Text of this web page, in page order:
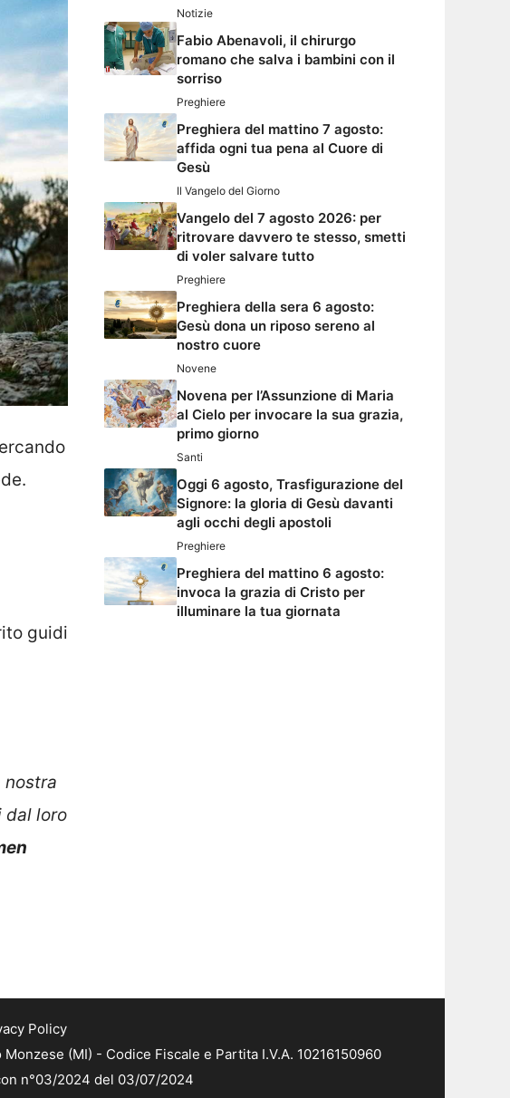
guidi
nostra
dal loro
Notizie
Fabio Abenavoli, il chirurgo
romano che salva i bambini con il
sorriso
Preghiere
Preghiera del mattino 7 agosto:
affida ogni tua pena al Cuore di
Gesù
Il Vangelo del Giorno
Vangelo del 7 agosto 2026: per
ritrovare davvero te stesso, smetti
di voler salvare tutto
Preghiere
Preghiera della sera 6 agosto:
Gesù dona un riposo sereno al
nostro cuore
Novene
Novena per l’Assunzione di Maria
al Cielo per invocare la sua grazia,
primo giorno
Santi
Oggi 6 agosto, Trasfigurazione del
Signore: la gloria di Gesù davanti
agli occhi degli apostoli
Preghiere
Preghiera del mattino 6 agosto:
invoca la grazia di Cristo per
illuminare la tua giornata
Policy
(MI) - Codice Fiscale e Partita I.V.A. 10216150960
n°03/2024 del 03/07/2024